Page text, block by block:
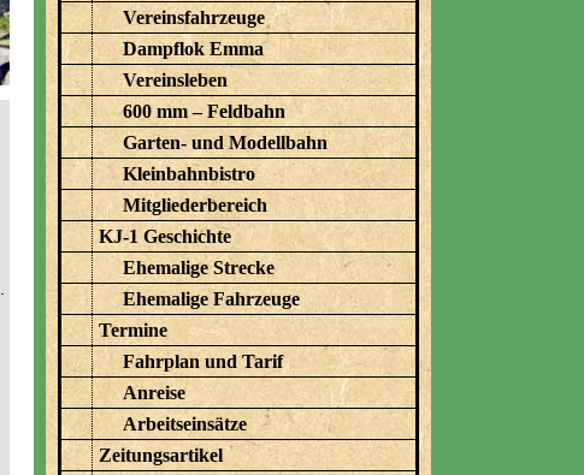
Vereinsfahrzeuge
Dampflok Emma
Vereinsleben
600 mm – Feldbahn
Garten- und Modellbahn
Kleinbahnbistro
Mitgliederbereich
KJ-1 Geschichte
Ehemalige Strecke
Ehemalige Fahrzeuge
Termine
Fahrplan und Tarif
Anreise
Arbeitseinsätze
Zeitungsartikel